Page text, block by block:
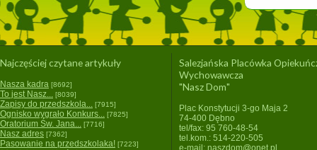
Najczęściej czytane artykuły
Nasza kadra [8692]
To jest Nasz... [8039]
Zapisy do przedszkola... [7915]
Ognisko wygrało Konkurs... [7825]
Oratorium Św. Jana... [7716]
Nasz adres [7362]
Pasowanie na przedszkolaka! [7223]
Salezjańska Placówka
Wychowawcza
"Nasz Dom"
Plac Konstytucji 3-go Maja 2
74-400 Dębno
tel/fax: 95 760-48-54
tel.kom.: 514-220-505
e-mail: naszdom@onet.pl